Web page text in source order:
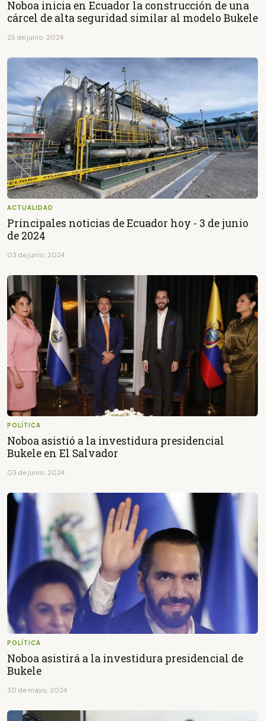
Noboa inicia en Ecuador la construcción de una
cárcel de alta seguridad similar al modelo Bukele
25 de junio, 2024
ACTUALIDAD
Principales noticias de Ecuador hoy - 3 de junio
de 2024
03 de junio, 2024
POLÍTICA
Noboa asistió a la investidura presidencial
Bukele en El Salvador
03 de junio, 2024
POLÍTICA
Noboa asistirá a la investidura presidencial de
Bukele
30 de mayo, 2024